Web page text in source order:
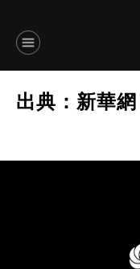
言語別アーカイブ
JAPANESE
出典：新華網